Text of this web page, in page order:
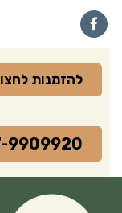
Facebook
להזמנות
9909920